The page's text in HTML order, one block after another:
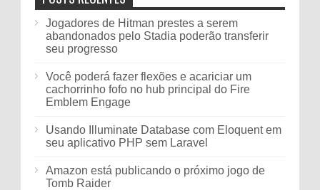
Jogadores de Hitman prestes a serem
abandonados pelo Stadia poderão transferir
seu progresso
Você poderá fazer flexões e acariciar um
cachorrinho fofo no hub principal do Fire
Emblem Engage
Usando Illuminate Database com Eloquent em
seu aplicativo PHP sem Laravel
Amazon está publicando o próximo jogo de
Tomb Raider